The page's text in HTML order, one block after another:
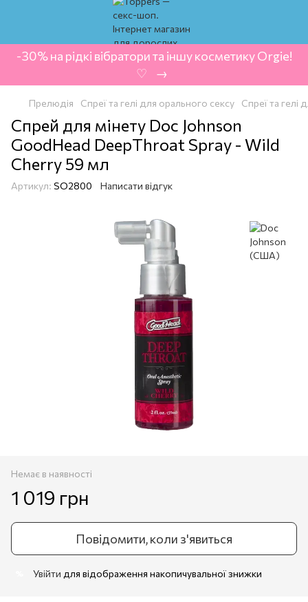
-30% на рідкі вібратори та іншу косметику Orgie!
‍ ♡ ‍ → ‍
Прелюдія Спреї та гелі для орального сексу Спреї та
Спрей для мінету Doc Johnson
GoodHead DeepThroat Spray - Wild
Cherry 59 мл
Артикул: SO2800 Написати відгук
Немає в наявності
1 019 грн
Повідомити, коли з'явиться
Увійти для відображення накопичувальної знижки